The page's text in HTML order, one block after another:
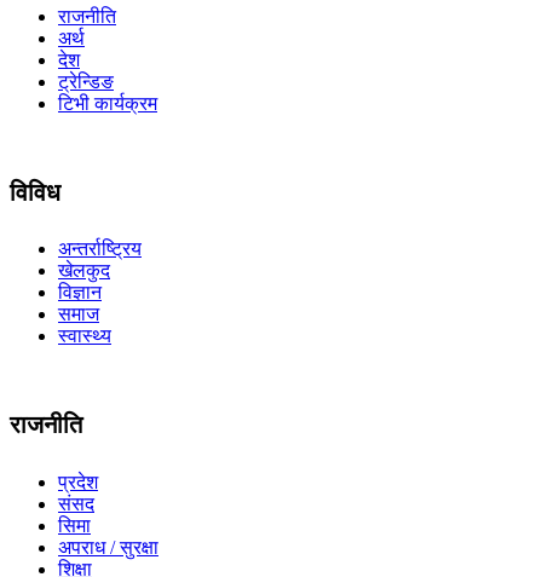
राजनीति
अर्थ
देश
ट्रेन्डिङ
टिभी कार्यक्रम
विविध
अन्तर्राष्ट्रिय
खेलकुद
विज्ञान
समाज
स्वास्थ्य
राजनीति
प्रदेश
संसद
सिमा
अपराध / सुरक्षा
शिक्षा